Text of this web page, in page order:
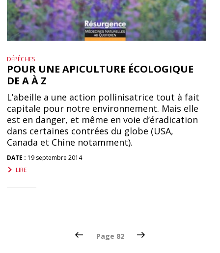
DÉPÊCHES
POUR UNE APICULTURE ÉCOLOGIQUE
DE A À Z
L’abeille a une action pollinisatrice tout à fait
capitale pour notre environnement. Mais elle
est en danger, et même en voie d’éradication
dans certaines contrées du globe (USA,
Canada et Chine notamment).
DATE : 19 septembre 2014
LIRE
Page
précédente
Page 82 Page